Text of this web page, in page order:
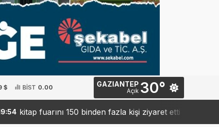
$ BİST 0.00 GAZIANTEP
Açık 30°
fuarını 150 binden fazla kişi ziyaret etti 19:42